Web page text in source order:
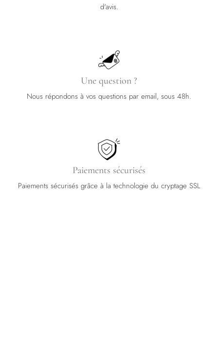
d'avis.
Une question ?
Nous répondons à vos questions par email, sous 48h.
Paiements sécurisés
Paiements sécurisés grâce à la technologie du cryptage SSL